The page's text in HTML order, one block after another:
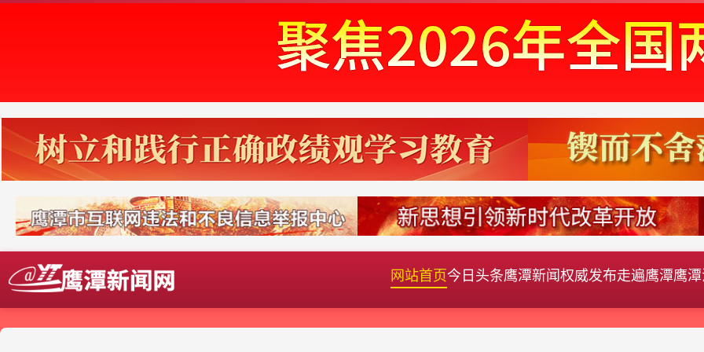
网站首页今日头条鹰潭新闻 权威发布走遍鹰潭鹰